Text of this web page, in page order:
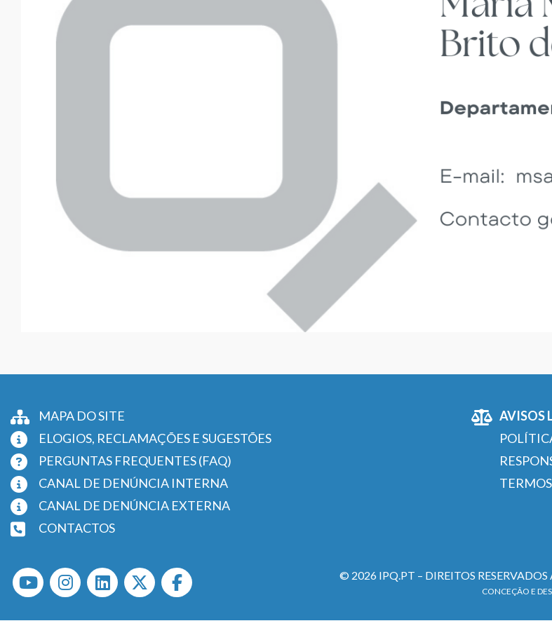
MAPA DO SITE
ELOGIOS, RECLAMAÇÕES E SUGESTÕES
PERGUNTAS FREQUENTES (FAQ)
CANAL DE DENÚNCIA INTERNA
CANAL DE DENÚNCIA EXTERNA
CONTACTOS
AVISOS
© 2026 IPQ.PT – DIREITOS
CONCEÇÃO E